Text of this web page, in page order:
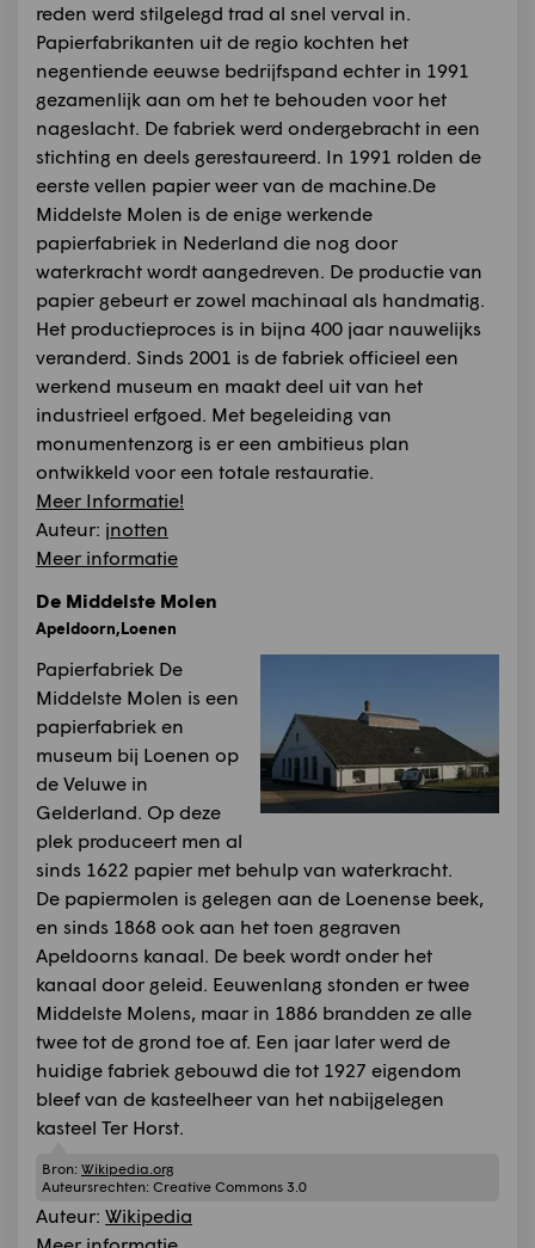
reden werd stilgelegd trad al snel verval in.
Papierfabrikanten uit de regio kochten het
negentiende eeuwse bedrijfspand echter in 1991
gezamenlijk aan om het te behouden voor het
nageslacht. De fabriek werd ondergebracht in een
stichting en deels gerestaureerd. In 1991 rolden de
eerste vellen papier weer van de machine.De
Middelste Molen is de enige werkende
papierfabriek in Nederland die nog door
waterkracht wordt aangedreven. De productie van
papier gebeurt er zowel machinaal als handmatig.
Het productieproces is in bijna 400 jaar nauwelijks
veranderd. Sinds 2001 is de fabriek officieel een
werkend museum en maakt deel uit van het
industrieel erfgoed. Met begeleiding van
monumentenzorg is er een ambitieus plan
ontwikkeld voor een totale restauratie.
Meer Informatie!
Auteur: jnotten
Meer informatie
De Middelste Molen
Apeldoorn,Loenen
Papierfabriek De
Middelste Molen is een
papierfabriek en
museum bij Loenen op
de Veluwe in
Gelderland. Op deze
plek produceert men al
sinds 1622 papier met behulp van waterkracht.
De papiermolen is gelegen aan de Loenense beek,
en sinds 1868 ook aan het toen gegraven
Apeldoorns kanaal. De beek wordt onder het
kanaal door geleid. Eeuwenlang stonden er twee
Middelste Molens, maar in 1886 brandden ze alle
twee tot de grond toe af. Een jaar later werd de
huidige fabriek gebouwd die tot 1927 eigendom
bleef van de kasteelheer van het nabijgelegen
kasteel Ter Horst.
Bron: Wikipedia.org
Auteursrechten: Creative Commons 3.0
Auteur: Wikipedia